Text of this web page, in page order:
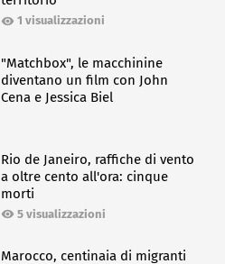
1 visualizzazioni
"Matchbox", le macchinine
diventano un film con John
Cena e Jessica Biel
Rio de Janeiro, raffiche di vento
a oltre cento all'ora: cinque
morti
5 visualizzazioni
Marocco, centinaia di migranti